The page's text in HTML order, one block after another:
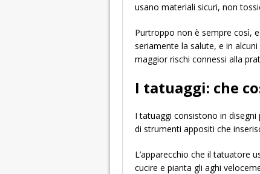
usano materiali sicuri, non
Purtroppo non è sempre così,
seriamente la salute, e in
maggior rischi connessi alla
I tatuaggi: che
I tatuaggi consistono in
di strumenti appositi che
L’apparecchio che il tatuatore
cucire e pianta gli aghi